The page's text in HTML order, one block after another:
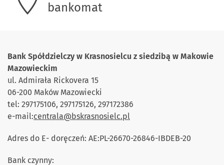
bankomat
Bank Spółdzielczy w Krasnosielcu z siedzibą w Makowie
Mazowieckim
ul. Admirała Rickovera 15
06-200 Maków Mazowiecki
tel: 297175106, 297175126, 297172386
e-mail:centrala@bskrasnosielc.pl
Adres do E- doręczeń: AE:PL-26670-26846-IBDEB-20
Bank czynny: